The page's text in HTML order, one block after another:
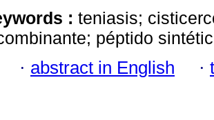
: teniasis;
péptido
· abstract in English ·